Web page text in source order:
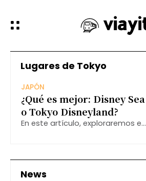
Lugares de Tokyo
JAPÓN
¿Qué es mejor: Disney Sea
o Tokyo Disneyland?
En este artículo, exploraremos en
News